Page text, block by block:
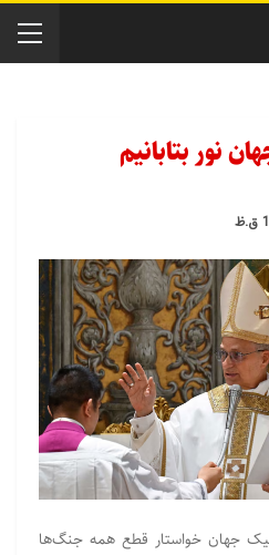
نور بتابانیم
جهان خواستار قطع همه جنگ‌ها